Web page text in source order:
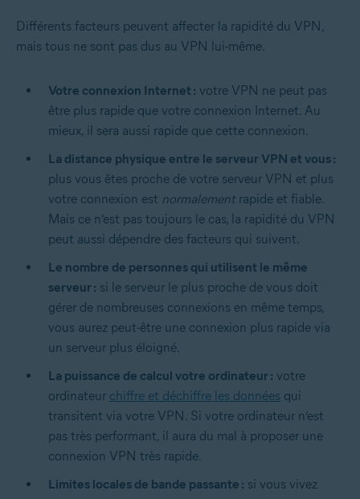
Différents facteurs peuvent affecter la rapidité du VPN,
mais tous ne sont pas dus au VPN lui-même.
Votre connexion Internet : votre VPN ne peut pas
être plus rapide que votre connexion Internet. Au
mieux, il sera aussi rapide que cette connexion.
La distance physique entre le serveur VPN et vous :
plus vous êtes proche de votre serveur VPN et plus
votre connexion est normalement rapide et fiable.
Mais ce n’est pas toujours le cas, la rapidité du VPN
peut aussi dépendre des facteurs qui suivent.
Le nombre de personnes qui utilisent le même
serveur : si le serveur le plus proche de vous doit
gérer de nombreuses connexions en même temps,
vous aurez peut-être une connexion plus rapide via
un serveur plus éloigné.
La puissance de calcul votre ordinateur : votre
ordinateur chiffre et déchiffre les données qui
transitent via votre VPN. Si votre ordinateur n’est
pas très performant, il aura du mal à proposer une
connexion VPN très rapide.
Limites locales de bande passante : si vous vivez